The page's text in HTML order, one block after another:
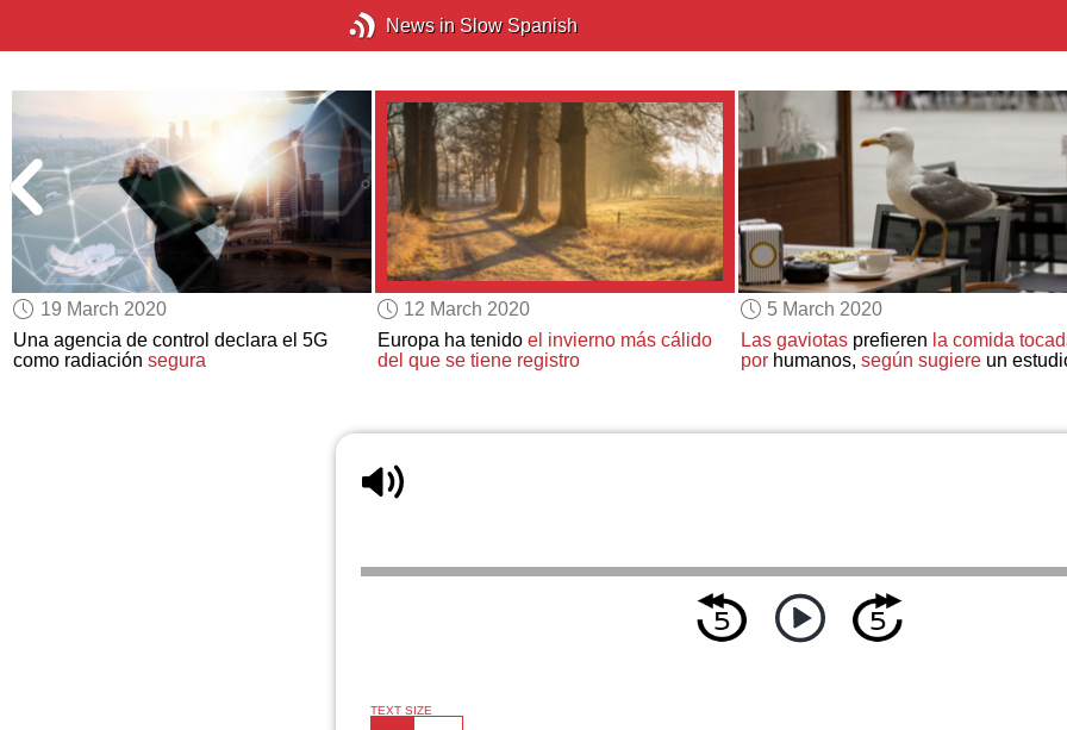
News in Slow Spanish
19 March 2020
Una agencia de control declara el 5G
como radiaciónsegura
12 March 2020
Europa ha tenido el invierno más cálido
del que se tiene registro
5 March 2020
Las gaviotasprefieren la comida
porhumanos, según sugiereun
TEXT SIZE